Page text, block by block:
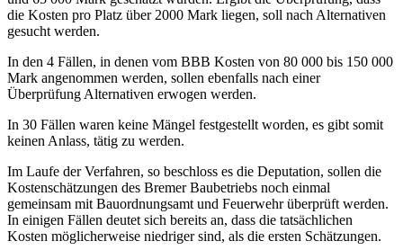
die Kosten pro Platz über 2000 Mark liegen, soll nach Alternativen
gesucht werden.
In den 4 Fällen, in denen vom BBB Kosten von 80 000 bis 150 000
Mark angenommen werden, sollen ebenfalls nach einer
Überprüfung Alternativen erwogen werden.
In 30 Fällen waren keine Mängel festgestellt worden, es gibt somit
keinen Anlass, tätig zu werden.
Im Laufe der Verfahren, so beschloss es die Deputation, sollen die
Kostenschätzungen des Bremer Baubetriebs noch einmal
gemeinsam mit Bauordnungsamt und Feuerwehr überprüft werden.
In einigen Fällen deutet sich bereits an, dass die tatsächlichen
Kosten möglicherweise niedriger sind, als die ersten Schätzungen.